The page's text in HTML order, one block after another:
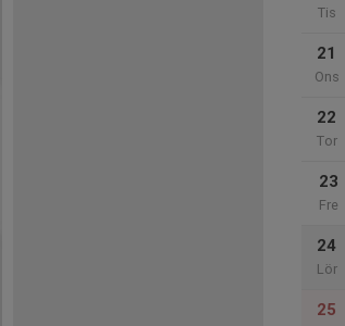
Tis
21
Ons
22
Tor
23
Fre
24
Lör
25